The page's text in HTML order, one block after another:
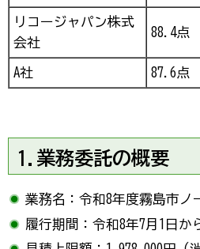
リコージャパン株式
会社
88.4点
A社 87.6点
1.業務委託の概要
業務名：令和8年度霧島市ノ
履行期間：令和8年7月1日か